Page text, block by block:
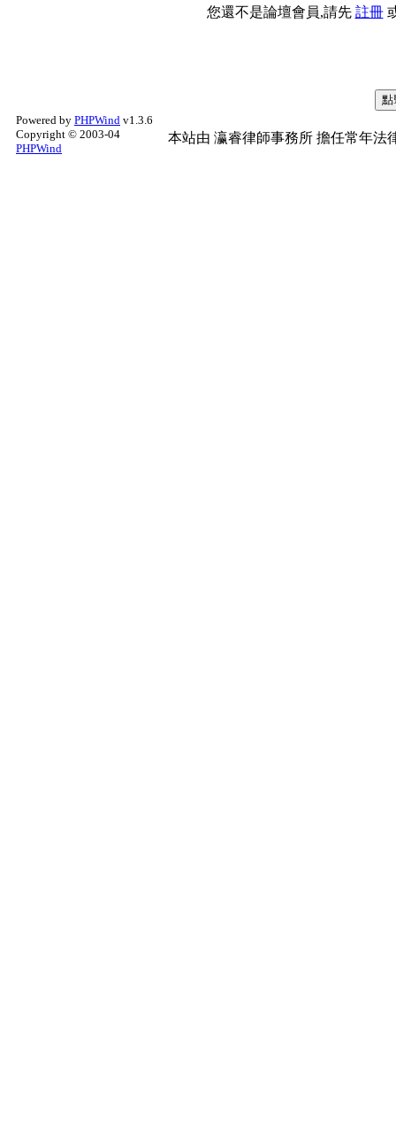
您還不是論壇會員,請先 註冊
Powered by PHPWind v1.3.6
Copyright © 2003-04
PHPWind
本站由 瀛睿律師事務所 擔任常年法